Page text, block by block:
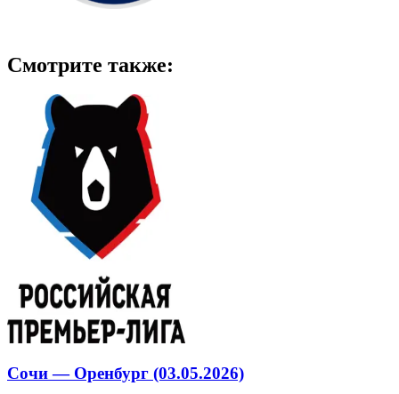
Смотрите также:
Сочи — Оренбург (03.05.2026)